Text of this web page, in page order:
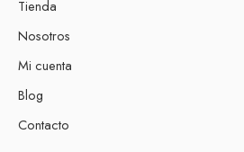
Tienda
Nosotros
Mi cuenta
Blog
Contacto